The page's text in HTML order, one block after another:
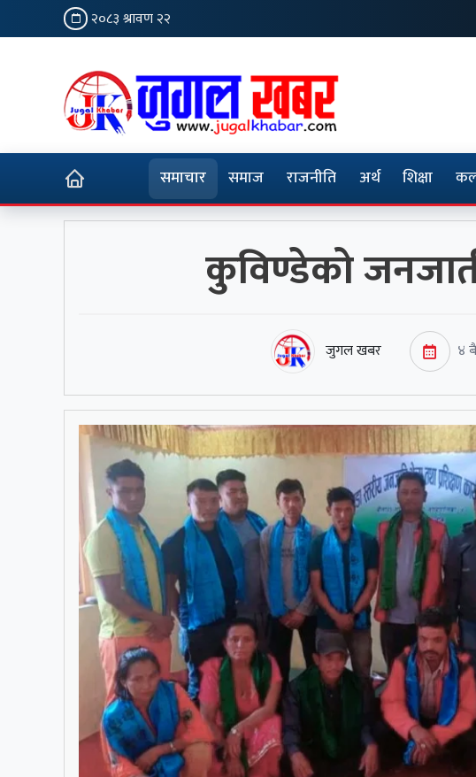
२०८३ श्रावण २२
समाचार समाज राजनीति अर्थ शिक्षा
कुविण्डेको
जुगल खबर ४